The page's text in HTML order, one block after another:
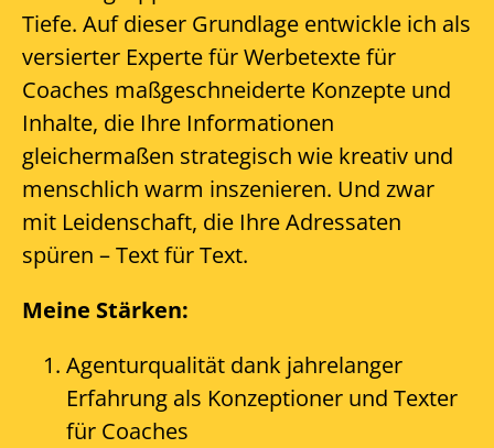
Tiefe. Auf dieser Grundlage entwickle ich als
versierter Experte für Werbetexte für
Coaches maßgeschneiderte Konzepte und
Inhalte, die Ihre Informationen
gleichermaßen strategisch wie kreativ und
menschlich warm inszenieren. Und zwar
mit Leidenschaft, die Ihre Adressaten
spüren – Text für Text.
Meine Stärken:
Agenturqualität dank jahrelanger
Erfahrung als Konzeptioner und Texter
für Coaches